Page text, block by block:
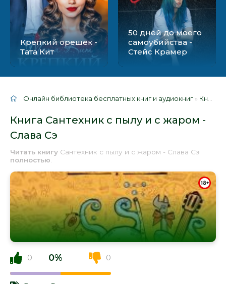
Крепкий орешек -
Тата Кит
50 дней до моего
самоубийства -
Стейс Крамер
Онлайн библиотека бесплатных книг и аудиокниг » Книги
Книга Сантехник с пылу и с жаром -
Слава Сэ
Читать книгу Сантехник с пылу и с жаром - Слава Сэ
полностью
0 0% 0